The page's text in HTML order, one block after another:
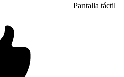
Pantalla táctil